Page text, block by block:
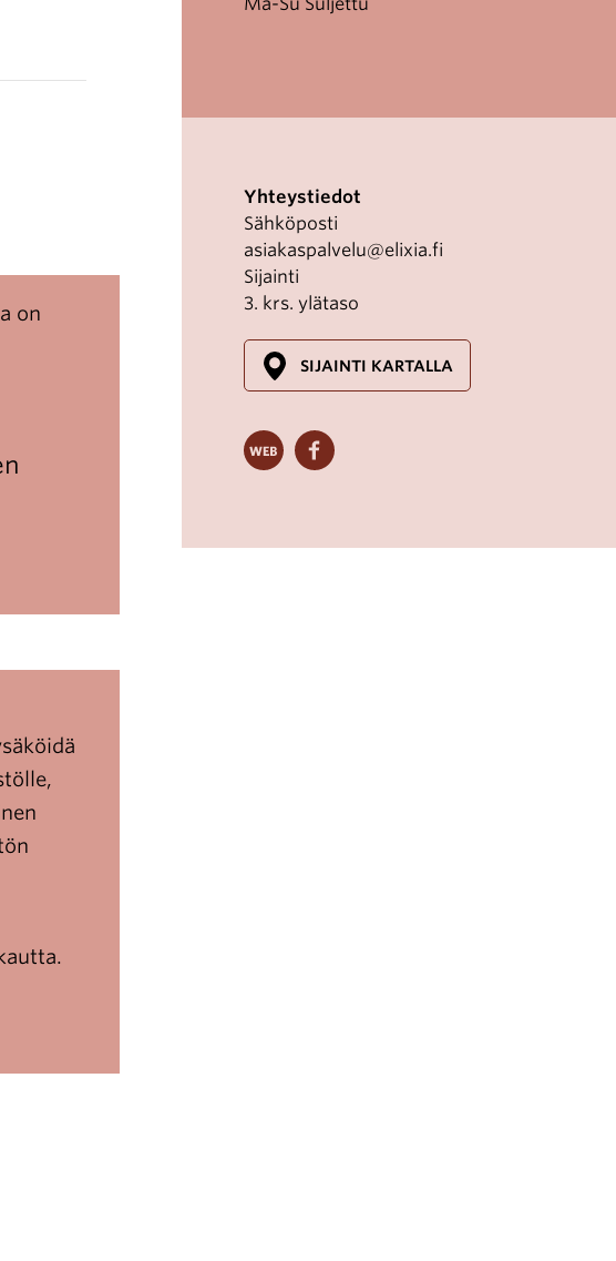
on
Yhteystiedot
Sähköposti
asiakaspalvelu@elixia.fi
Sijainti
3. krs. ylätaso
SIJAINTI KARTALLA